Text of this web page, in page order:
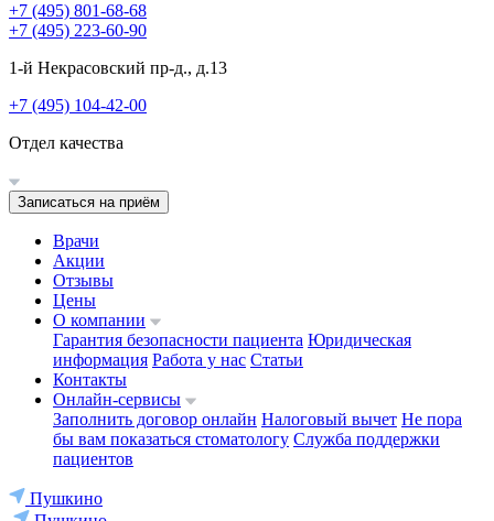
+7 (495) 801-68-68
+7 (495) 223-60-90
1-й Некрасовский пр-д., д.13
+7 (495) 104-42-00
Отдел качества
Записаться на приём
Врачи
Акции
Отзывы
Цены
О компании
Гарантия безопасности пациента Юридическая
информация Работа у нас Статьи
Контакты
Онлайн-сервисы
Заполнить договор онлайн Налоговый вычет Не пора
бы вам показаться стоматологу Служба поддержки
пациентов
Пушкино